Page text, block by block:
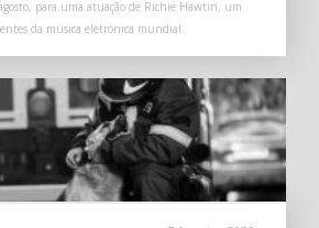
para uma atuação de Richie Hawtin, um
da música eletrónica mundial.